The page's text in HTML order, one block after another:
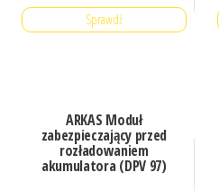
Sprawdź
ARKAS Moduł
zabezpieczający przed
rozładowaniem
akumulatora (DPV 97)